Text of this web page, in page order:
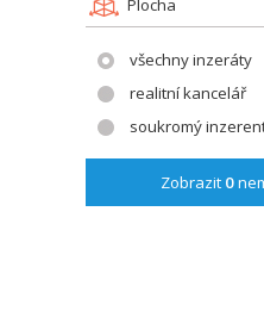
Plocha
všechny inzeráty
realitní kancelář
soukromý
Zobrazit 0